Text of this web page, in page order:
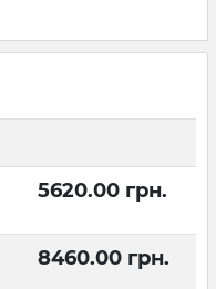
5620.00 грн.
8460.00 грн.